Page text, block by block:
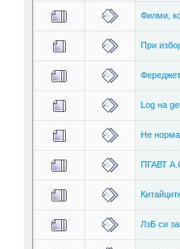
Филми,
При
Log на
Не
ПГАВТ
ЛзБ си